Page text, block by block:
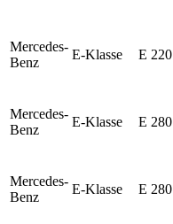
Mercedes-
Benz
E-Klasse E 220
Mercedes-
Benz
E-Klasse E 280
Mercedes-
Benz
E-Klasse E 280